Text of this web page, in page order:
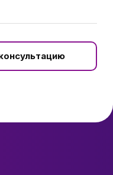
консультацию